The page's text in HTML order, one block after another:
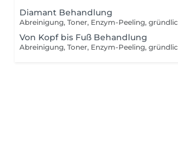
Diamant Behandlung
Von Kopf bis Fuß Behandlung